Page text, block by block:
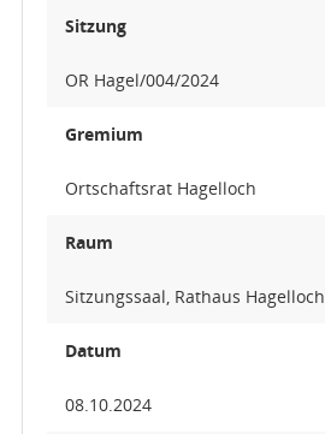
Sitzung
OR Hagel/004/2024
Gremium
Ortschaftsrat Hagelloch
Raum
Sitzungssaal, Rathaus Hagelloch
Datum
08.10.2024